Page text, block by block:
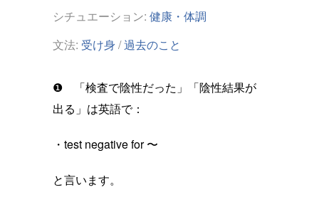
シチュエーション: 健康・体調
文法: 受け身 /過去のこと
❶ 「検査で陰性だった」「陰性結果が
出る」は英語で：
・test negative for 〜
と言います。